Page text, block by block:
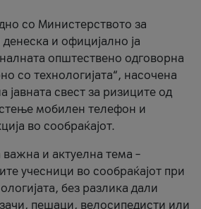
со Министерството за
и официјално ја
општествено одговорна
со технологијата“, насочена
јавната свест за ризиците од
мобилен телефон и
во сообраќајот.
и актуелна тема –
учесници во сообраќајот при
без разлика дали
пешаци, велосипедисти или